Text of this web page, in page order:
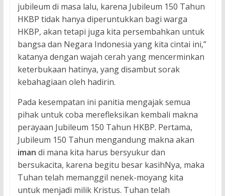
jubileum di masa lalu, karena Jubileum 150 Tahun
HKBP tidak hanya diperuntukkan bagi warga
HKBP, akan tetapi juga kita persembahkan untuk
bangsa dan Negara Indonesia yang kita cintai ini,”
katanya dengan wajah cerah yang mencerminkan
keterbukaan hatinya, yang disambut sorak
kebahagiaan oleh hadirin.
Pada kesempatan ini panitia mengajak semua
pihak untuk coba merefleksikan kembali makna
perayaan Jubileum 150 Tahun HKBP. Pertama,
Jubileum 150 Tahun mengandung makna akan
iman di mana kita harus bersyukur dan
bersukacita, karena begitu besar kasihNya, maka
Tuhan telah memanggil nenek-moyang kita
untuk menjadi milik Kristus. Tuhan telah